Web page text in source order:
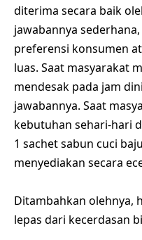
diterima secara baik
jawabannya
preferensi konsumen
luas. Saat masyarakat
mendesak pada jam
jawabannya. Saat
kebutuhan sehari-hari
1 sachet sabun cuci
menyediakan secara
Ditambahkan olehnya,
lepas dari kecerdasan